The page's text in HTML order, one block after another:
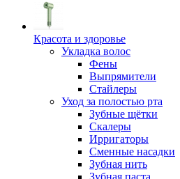
Красота и здоровье
Укладка волос
Фены
Выпрямители
Стайлеры
Уход за полостью рта
Зубные щётки
Скалеры
Ирригаторы
Сменные насадки
Зубная нить
Зубная паста